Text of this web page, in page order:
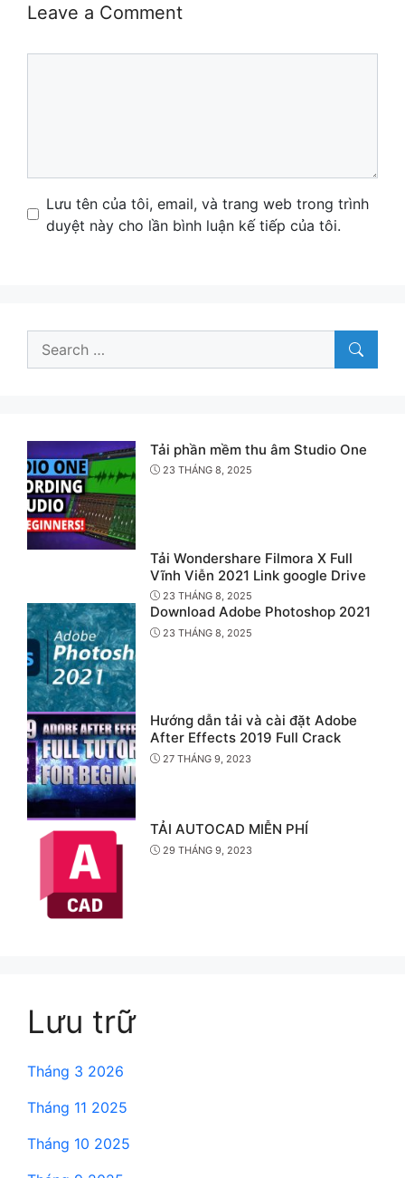
Leave a Comment
Name
Email
Website
Lưu tên của tôi, email, và trang web trong trình
duyệt này cho lần bình luận kế tiếp của tôi.
Search
Tải phần mềm thu âm Studio One
23 THÁNG 8, 2025
Tải Wondershare Filmora X Full
Vĩnh Viễn 2021 Link google Drive
23 THÁNG 8, 2025
Download Adobe Photoshop 2021
23 THÁNG 8, 2025
Hướng dẫn tải và cài đặt Adobe
After Effects 2019 Full Crack
27 THÁNG 9, 2023
TẢI AUTOCAD MIỄN PHÍ
29 THÁNG 9, 2023
Lưu trữ
Tháng 3 2026
Tháng 11 2025
Tháng 10 2025